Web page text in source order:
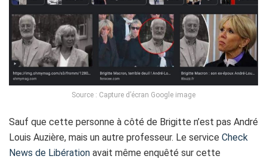
Source : Capture d’écran Google image
Sauf que cette personne à côté de Brigitte n’est pas André
Louis Auzière, mais un autre professeur. Le service Check
News de Libération avait même enquêté sur cette